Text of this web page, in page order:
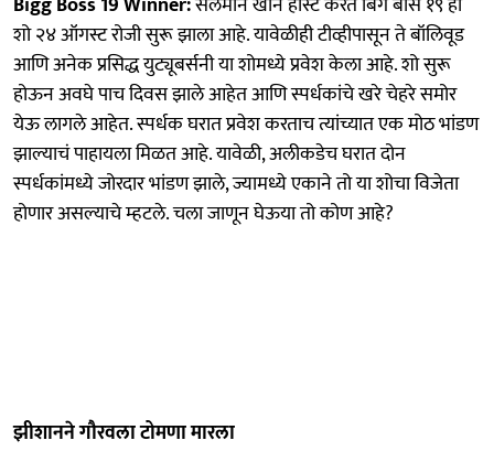
शो २४ ऑगस्ट रोजी सुरू झाला आहे. यावेळीही टीव्हीपासून ते बॉलिवूड
आणि अनेक प्रसिद्ध युट्यूबर्सनी या शोमध्ये प्रवेश केला आहे. शो सुरू
होऊन अवघे पाच दिवस झाले आहेत आणि स्पर्धकांचे खरे चेहरे समोर
येऊ लागले आहेत. स्पर्धक घरात प्रवेश करताच त्यांच्यात एक मोठ भांडण
झाल्याचं पाहायला मिळत आहे. यावेळी, अलीकडेच घरात दोन
स्पर्धकांमध्ये जोरदार भांडण झाले, ज्यामध्ये एकाने तो या शोचा विजेता
होणार असल्याचे म्हटले. चला जाणून घेऊया तो कोण आहे?
झीशानने गौरवला टोमणा मारला